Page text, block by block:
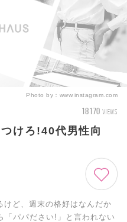
Photo by： www.instagram.com
18170 VIEWS
けろ!40代男性向
ど、週末の格好はなんだか
「パパださい!」と言われない